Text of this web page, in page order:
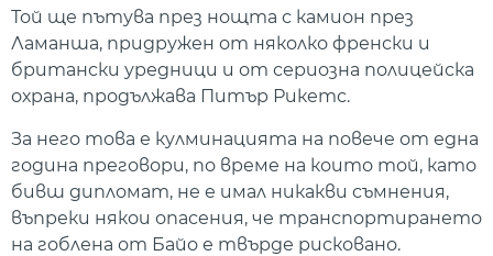
Той ще пътува през нощта с камион през
Ламанша, придружен от няколко френски и
британски уредници и от сериозна полицейска
охрана, продължава Питър Рикетс.
За него това е кулминацията на повече от една
година преговори, по време на които той, като
бивш дипломат, не е имал никакви съмнения,
въпреки някои опасения, че транспортирането
на гоблена от Байо е твърде рисковано.